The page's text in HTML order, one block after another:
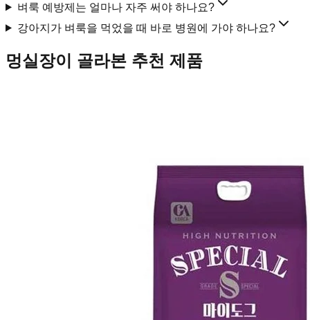
벼룩 예방제는 얼마나 자주 써야 하나요?
강아지가 벼룩을 먹었을 때 바로 병원에 가야 하나요?
멍실장이 골라본 추천 제품